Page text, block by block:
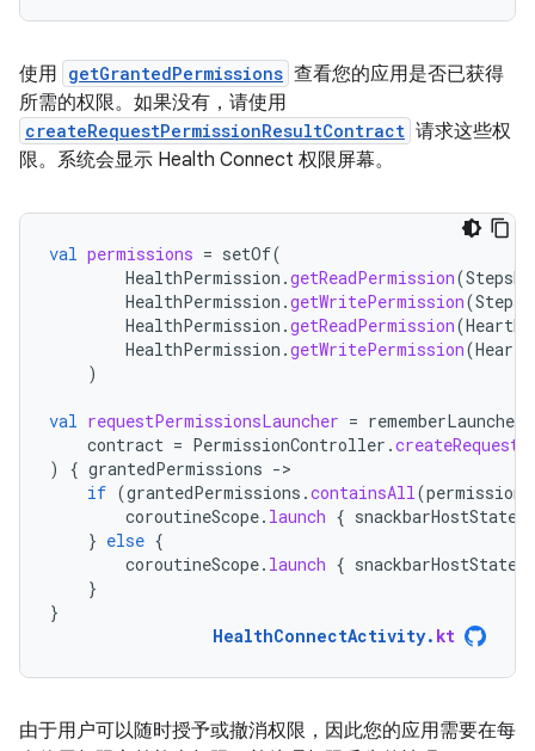
使用 getGrantedPermissions 查看您的应用是否已获得
所需的权限。如果没有，请使用
createRequestPermissionResultContract 请求这些权
限。系统会显示 Health Connect 权限屏幕。
val permissions = setOf(
HealthPermission .getReadPermission(
HealthPermission .getWritePermission(
HealthPermission .getReadPermission(
HealthPermission .getWritePermission(
)
val requestPermissionsLauncher =
contract = PermissionController .
)
{ grantedPermissions -
if (grantedPermissions .containsAll(permissions
coroutineScope. launch { snackbarHostState
} else {
coroutineScope. launch { snackbarHostState
}
}
HealthConnectActivity. kt
由于用户可以随时授予或撤消权限，因此您的应用需要在每